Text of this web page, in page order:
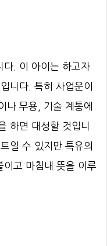
다. 이 아이는 하고자
니다. 특히 사업운이
나 무용, 기술 계통에
하면 대성할 것입니
일 수 있지만 특유의
이고 마침내 뜻을 이루